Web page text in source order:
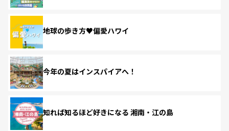
地球の歩き方♥偏愛ハワイ
今年の夏はインスパイアへ！
知れば知るほど好きになる 湘南・江の島